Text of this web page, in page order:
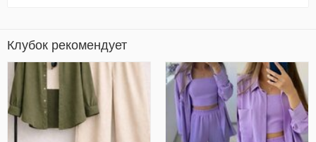
Клубок рекомендует